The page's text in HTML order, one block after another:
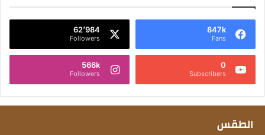
847k
Fans
62٬984
Followers
0
Subscribers
566k
Followers
الطقس